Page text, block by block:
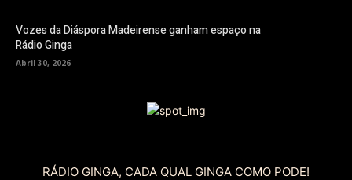
Vozes da Diáspora Madeirense ganham espaço na
Rádio Ginga
Abril 30, 2026
RÁDIO GINGA, CADA QUAL GINGA COMO PODE!